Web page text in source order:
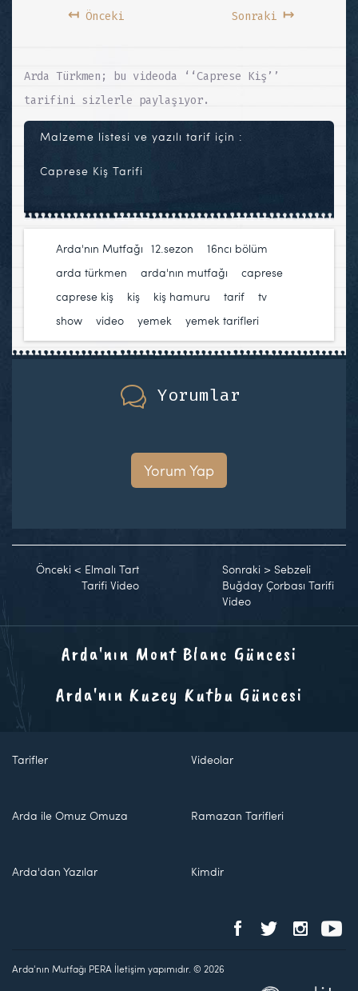
↤Önceki Sonraki ↦
Arda Türkmen; bu videoda ‘‘Caprese Kiş’’
tarifini sizlerle paylaşıyor.
Malzeme listesi ve yazılı tarif için :
Caprese Kiş Tarifi
Arda'nın Mutfağı 12.sezon 16ncı bölüm
arda türkmen
arda'nın mutfağı caprese
caprese kiş
kiş kiş hamuru tarif
tv
show
video yemek yemek tarifleri
Yorumlar
Yorum Yap
Önceki < Elmalı Tart
Tarifi Video
Sonraki >Sebzeli
Buğday Çorbası Tarifi
Video
Arda'nın Mont Blanc Güncesi
Arda'nın Kuzey Kutbu Güncesi
Tarifler Videolar
Arda ile Omuz Omuza Ramazan Tarifleri
Arda'dan Yazılar Kimdir
Arda'nın Mutfağı PERA İletişim yapımıdır. © 2026